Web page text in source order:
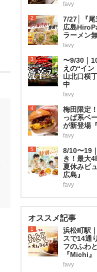
favy
2
7/27│『尾
広島
ラーメン
favy
3
〜9/30｜
えの“イ
山北口横
中
favy
4
梅田限定
っぱ系ベ
が新登場
favy
5
8/10〜19
き！最大
夏休みビ
広島』
favy
オススメ記事
1
浜松町駅
スで14通
フのふわ
『Michi』
favy